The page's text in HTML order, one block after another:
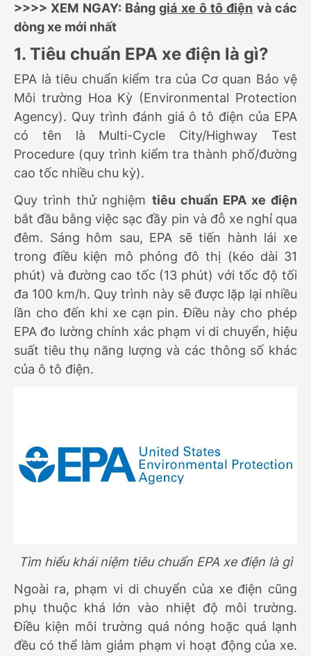
>>>> XEM NGAY: Bảnggiá xe ô tô điện và các
dòng xe mới nhất
1. Tiêu chuẩn EPA xe điện là gì?
EPA là tiêu chuẩn kiểm tra của Cơ quan Bảo vệ
Môi trường Hoa Kỳ (Environmental Protection
Agency). Quy trình đánh giá ô tô điện của EPA
có tên là Multi-Cycle City/Highway Test
Procedure (quy trình kiểm tra thành phố/đường
cao tốc nhiều chu kỳ).
Quy trình thử nghiệm tiêu chuẩn EPA xe điện
bắt đầu bằng việc sạc đầy pin và đỗ xe nghỉ qua
đêm. Sáng hôm sau, EPA sẽ tiến hành lái xe
trong điều kiện mô phỏng đô thị (kéo dài 31
phút) và đường cao tốc (13 phút) với tốc độ tối
đa 100 km/h. Quy trình này sẽ được lặp lại nhiều
lần cho đến khi xe cạn pin. Điều này cho phép
EPA đo lường chính xác phạm vi di chuyển, hiệu
suất tiêu thụ năng lượng và các thông số khác
của ô tô điện.
Tìm hiểu khái niệm tiêu chuẩn EPA xe điện là gì
Ngoài ra, phạm vi di chuyển của xe điện cũng
phụ thuộc khá lớn vào nhiệt độ môi trường.
Điều kiện môi trường quá nóng hoặc quá lạnh
đều có thể làm giảm phạm vi hoạt động của xe.